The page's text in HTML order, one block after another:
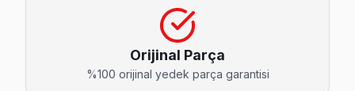
Atik Ali Thomson Servis
Fatih'nın Atik Ali bölgesindeki Thomson müşterilerimiz
Atik Ali Thomson Açılmıyor Arıza →
Orijinal Parça
%100 orijinal yedek parça garantisi